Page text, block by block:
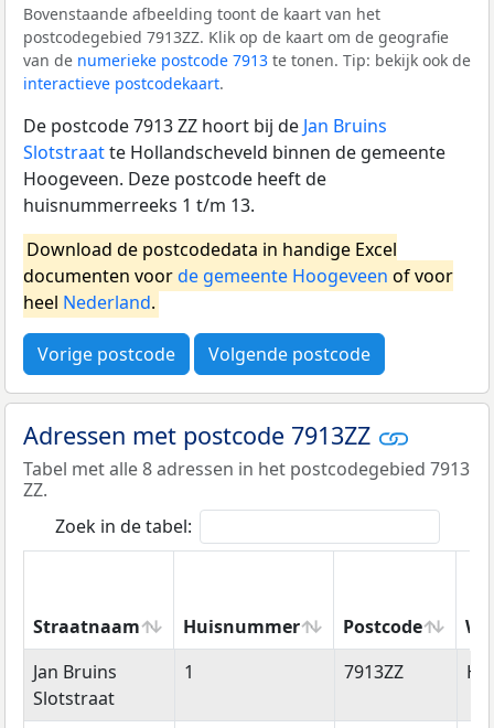
Bovenstaande afbeelding toont de kaart van het
postcodegebied 7913ZZ. Klik op de kaart om de geografie
van de numerieke postcode 7913 te tonen. Tip: bekijk ook de
interactieve postcodekaart.
De postcode 7913 ZZ hoort bij de Jan Bruins
Slotstraatte Hollandscheveld binnen de gemeente
Hoogeveen. Deze postcode heeft de
huisnummerreeks 1 t/m 13.
Download de postcodedata in handige Excel
documenten voorde gemeente Hoogeveen of voor
heel Nederland.
Vorige postcode Volgende postcode
Adressen met postcode 7913ZZ
Tabel met alle 8 adressen in het postcodegebied 7913
ZZ.
Zoek in de tabel:
Straatnaam Huisnummer Postcode
Straatnaam
Huisnummer Postcode
Jan Bruins
Slotstraat
1 7913ZZ